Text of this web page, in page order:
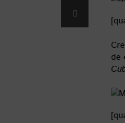
de